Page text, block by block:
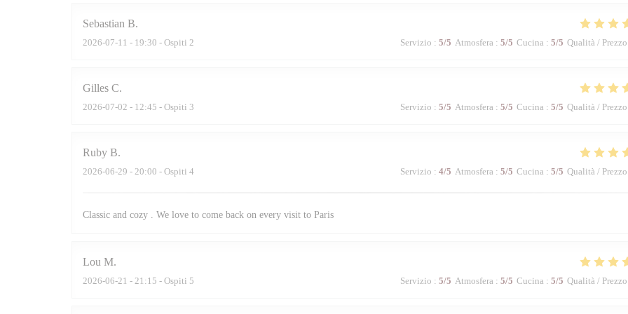
Sebastian B
2026-07-11 - 19:30 - Ospiti 2 Servizio : 5/5 Atmosfera : 5/5 Cucina : 5/5 Qualità / Prezzo
Gilles C
2026-07-02 - 12:45 - Ospiti 3 Servizio : 5/5 Atmosfera : 5/5 Cucina : 5/5 Qualità / Prezzo
Ruby B
2026-06-29 - 20:00 - Ospiti 4 Servizio : 4/5 Atmosfera : 5/5 Cucina : 5/5 Qualità / Prezzo
Classic and cozy . We love to come back on every visit to Paris
Lou M
2026-06-21 - 21:15 - Ospiti 5 Servizio : 5/5 Atmosfera : 5/5 Cucina : 5/5 Qualità / Prezzo